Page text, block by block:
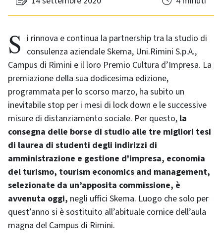
Si rinnova e continua la partnership tra la studio di consulenza aziendale Skema, Uni.Rimini S.p.A.,
Campus di Rimini e il loro Premio Cultura d’Impresa. La
premiazione della sua dodicesima edizione,
programmata per lo scorso marzo, ha subito un
inevitabile stop per i mesi di lock down e le successive
misure di distanziamento sociale. Per questo, la
consegna delle borse di studio alle tre migliori tesi
di laurea di studenti degli indirizzi di
amministrazione e gestione d'impresa, economia
del turismo, tourism economics and management,
selezionate da un’apposita commissione, è
avvenuta oggi, negli uffici Skema. Luogo che solo per
quest’anno si è sostituito all’abituale cornice dell’aula
magna del Campus di Rimini.